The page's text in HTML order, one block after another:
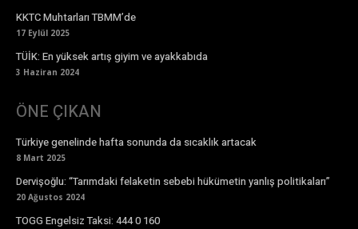
KKTC Muhtarları TBMM’de
17 Eylül 2025
TÜİK: En yüksek artış giyim ve ayakkabıda
3 Haziran 2024
ÖNE ÇIKAN
Türkiye genelinde hafta sonunda da sıcaklık artacak
8 Mart 2025
Dervişoğlu: “Tarımdaki felaketin sebebi hükümetin yanlış politikaları”
20 Ağustos 2024
TOGG Engelsiz Taksi: 444 0 160